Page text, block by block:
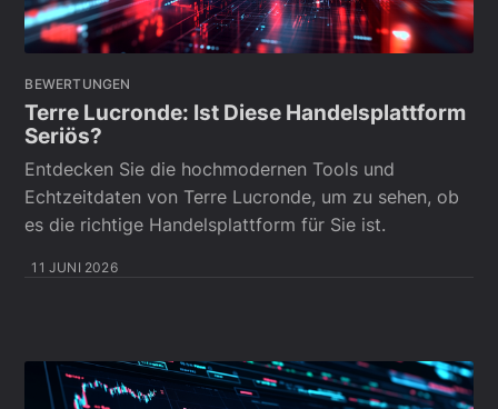
BEWERTUNGEN
Terre Lucronde: Ist Diese Handelsplattform
Seriös?
Entdecken Sie die hochmodernen Tools und
Echtzeitdaten von Terre Lucronde, um zu sehen, ob
es die richtige Handelsplattform für Sie ist.
11 JUNI 2026